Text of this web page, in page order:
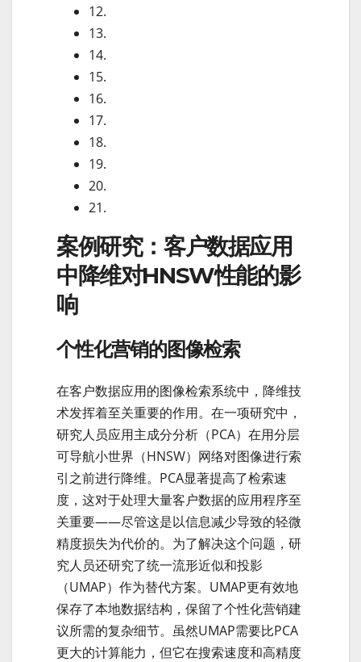
12.
13.
14.
15.
16.
17.
18.
19.
20.
21.
案例研究：客户数据应用
中降维对HNSW性能的影
响
个性化营销的图像检索
在客户数据应用的图像检索系统中，降维技
术发挥着至关重要的作用。在一项研究中，
研究人员应用主成分分析（PCA）在用分层
可导航小世界（HNSW）网络对图像进行索
引之前进行降维。PCA显著提高了检索速
度，这对于处理大量客户数据的应用程序至
关重要——尽管这是以信息减少导致的轻微
精度损失为代价的。为了解决这个问题，研
究人员还研究了统一流形近似和投影
（UMAP）作为替代方案。UMAP更有效地
保存了本地数据结构，保留了个性化营销建
议所需的复杂细节。虽然UMAP需要比PCA
更大的计算能力，但它在搜索速度和高精度